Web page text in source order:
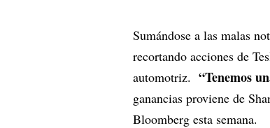
Sumándose a las malas
recortando acciones de
automotriz. “Tenemos
ganancias proviene de
Bloomberg esta semana.